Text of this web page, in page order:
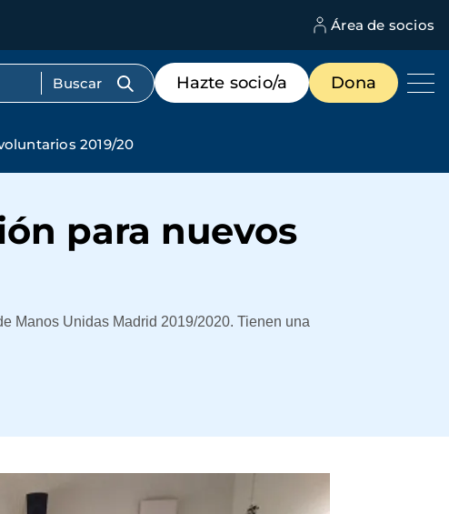
Área de socios
Menú
de
destacados
Hazte socio/a Dona
2019/20
para nuevos
Manos Unidas Madrid 2019/2020. Tienen una